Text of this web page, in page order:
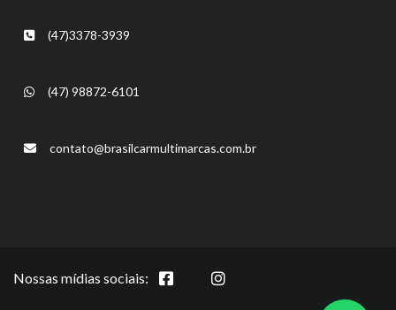
(47)3378-3939
(47) 98872-6101
contato@brasilcarmultimarcas.com.br
Nossas mídias sociais: